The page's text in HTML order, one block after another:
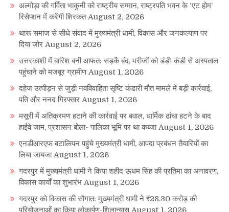
अल्मोड़ा की गर्विता भाकुनी को राष्ट्रीय सम्मान, राष्ट्रपति भवन के ‘एट होम’
रिसेप्शन में करेंगी शिरकत August 2, 2026
थारू समाज से सीधे संवाद में मुख्यमंत्री धामी, विकास और जनकल्याण पर
दिया जोर August 2, 2026
उत्तरकाशी में बारिश बनी आफत: सड़कें बंद, मरीजों को डंडी-कंडी से अस्पताल
पहुंचाने को मजबूर ग्रामीण August 1, 2026
दहेज उत्पीड़न से जुड़ी नवविवाहिता सृष्टि कंडारी मौत मामले में बड़ी कार्रवाई,
पति और ननद गिरफ्तार August 1, 2026
मसूरी में अतिक्रमण हटाने की कार्रवाई पर बवाल, धार्मिक ढांचा हटने के बाद
हाईवे जाम, प्रशासन बोला- पालिका भूमि पर था कब्जा August 1, 2026
एनडीआरएफ बटालियन पहुंचे मुख्यमंत्री धामी, आपदा प्रबंधन तैयारियों का
लिया जायजा August 1, 2026
गदरपुर में मुख्यमंत्री धामी ने किया शहीद ऊधम सिंह की प्रतिमा का अनावरण,
विकास कार्यों का शुभारंभ August 1, 2026
गदरपुर को विकास की सौगात: मुख्यमंत्री धामी ने ₹28.30 करोड़ की
परियोजनाओं का किया लोकार्पण-शिलान्यास August 1, 2026